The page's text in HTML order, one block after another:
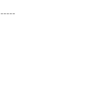
-----